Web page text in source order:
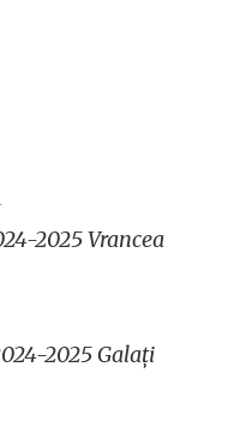
2025 Vrancea
2025 Galați